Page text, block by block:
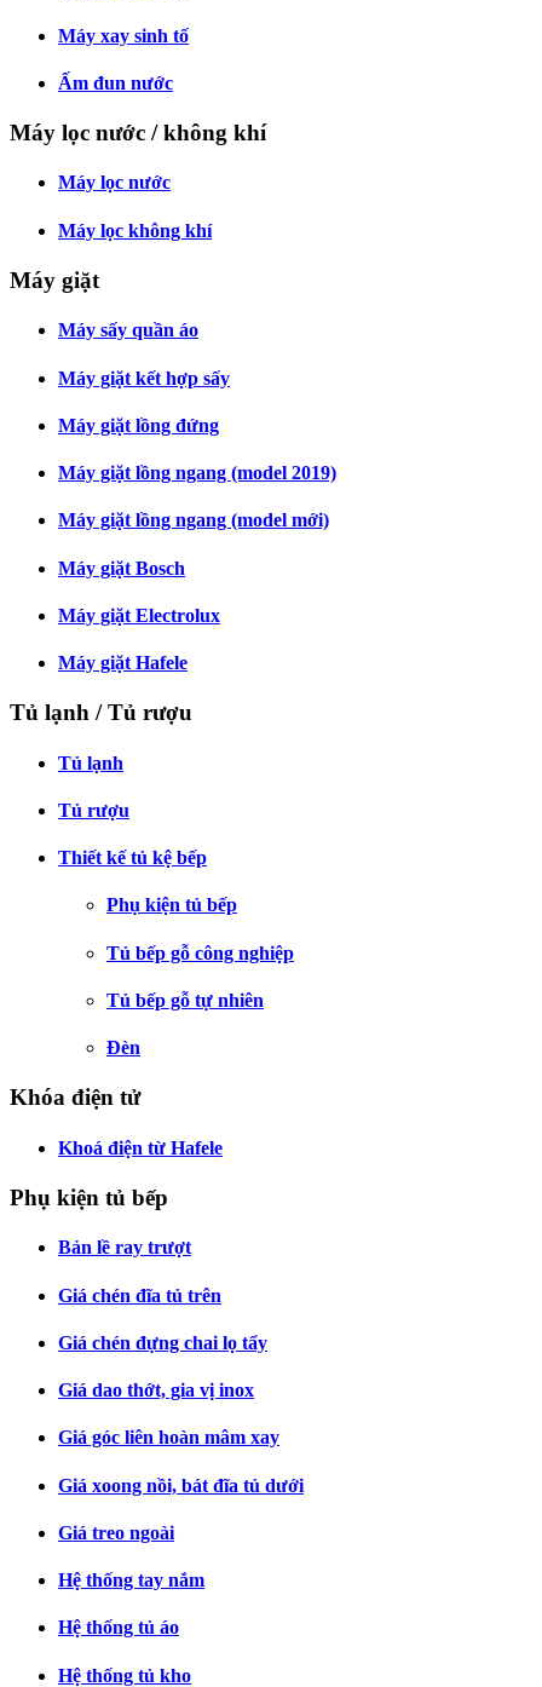
Máy xay sinh tố
Ấm đun nước
Máy lọc nước / không khí
Máy lọc nước
Máy lọc không khí
Máy giặt
Máy sấy quần áo
Máy giặt kết hợp sấy
Máy giặt lồng đứng
Máy giặt lồng ngang (model 2019)
Máy giặt lồng ngang (model mới)
Máy giặt Bosch
Máy giặt Electrolux
Máy giặt Hafele
Tủ lạnh / Tủ rượu
Tủ lạnh
Tủ rượu
Thiết kế tủ kệ bếp
Phụ kiện tủ bếp
Tủ bếp gỗ công nghiệp
Tủ bếp gỗ tự nhiên
Đèn
Khóa điện tử
Khoá điện từ Hafele
Phụ kiện tủ bếp
Bản lề ray trượt
Giá chén đĩa tủ trên
Giá chén đựng chai lọ tẩy
Giá dao thớt, gia vị inox
Giá góc liên hoàn mâm xay
Giá xoong nồi, bát đĩa tủ dưới
Giá treo ngoài
Hệ thống tay nắm
Hệ thống tủ áo
Hệ thống tủ kho